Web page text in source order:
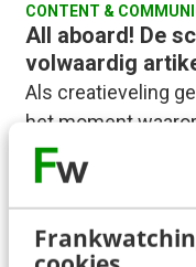
CONTENT &
All aboard! De
volwaardig
Als creatieveling
het moment
flits van inspiratie